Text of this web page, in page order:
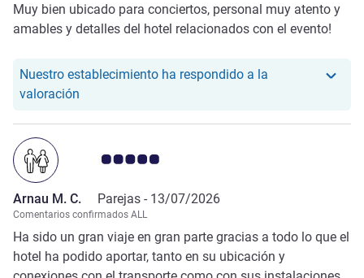
Muy bien ubicado para conciertos, personal muy atento y
amables y detalles del hotel relacionados con el evento!
Nuestro establecimiento ha respondido a la
valoración
Nota de clientes de Avis 5.0/5
Arnau M. C. Parejas - 13/07/2026
Comentarios confirmados ALL
Ha sido un gran viaje en gran parte gracias a todo lo que el
hotel ha podido aportar, tanto en su ubicación y